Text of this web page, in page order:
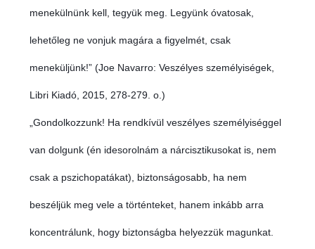
menekülnünk kell, tegyük meg. Legyünk óvatosak,
lehetőleg ne vonjuk magára a figyelmét, csak
meneküljünk!” (Joe Navarro: Veszélyes személyiségek,
Libri Kiadó, 2015, 278-279. o.)
„Gondolkozzunk! Ha rendkívül veszélyes személyiséggel
van dolgunk (én idesorolnám a nárcisztikusokat is, nem
csak a pszichopatákat), biztonságosabb, ha nem
beszéljük meg vele a történteket, hanem inkább arra
koncentrálunk, hogy biztonságba helyezzük magunkat.